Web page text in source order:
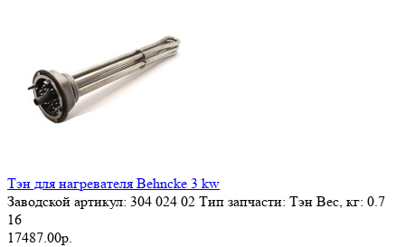
Тэн для нагревателя Behncke 3 kw
Заводской артикул: 304 024 02 Тип запчасти: Тэн Вес, кг: 0.7
16
17487.00р.